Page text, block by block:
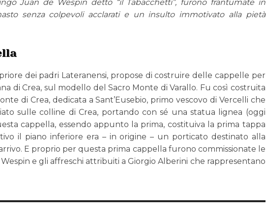
Juan de Wespin detto “il Tabacchetti”, furono frantumate in
senza colpevoli acclarati e un insulto immotivato alla pietà
priore dei padri Lateranensi, propose di costruire delle cappelle per
di Crea, sul modello del Sacro Monte di Varallo. Fu così costruita
di Crea, dedicata a Sant’Eusebio, primo vescovo di Vercelli che
sulle colline di Crea, portando con sé una statua lignea (oggi
cappella, essendo appunto la prima, costituiva la prima tappa
il piano inferiore era – in origine – un porticato destinato alla
E proprio per questa prima cappella furono commissionate le
e gli affreschi attribuiti a Giorgio Alberini che rappresentano